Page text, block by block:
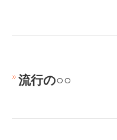
流行の○○